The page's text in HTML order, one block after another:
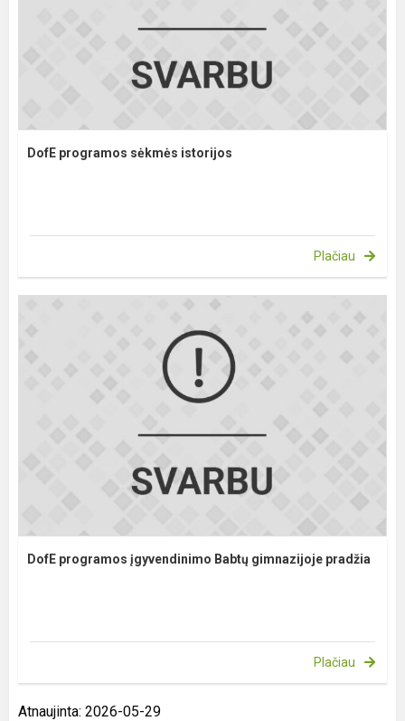
DofE programos sėkmės istorijos
Plačiau
DofE programos įgyvendinimo Babtų gimnazijoje pradžia
Plačiau
Atnaujinta: 2026-05-29